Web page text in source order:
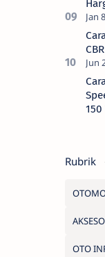
150
Rubrik
OTO